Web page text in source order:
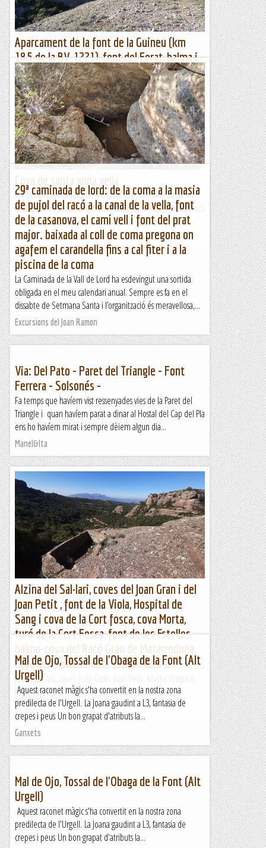
Aparcament de la font de la Guineu (km
18,5 de la BV-1221), font del Forat, balma i
Roques de la Coca, el Montcau, Coll d'Eres i
font de la Guineu
Aparcament de la font de la Guineu, font del Forat, roques
de la Coca, Montcau, Coll d'Eres i font de la...
Muntanya
Sí Baixem des del pla de les Taràntules pel camí de la
drecera de l'ermita de santa Anna,a peus de Gorros,una mica
abans d'arribar al torrent de Santa Maria, podem...
Montserrat endins
29ª caminada de lord: de la coma a la masia
de pujol del racó a la canal de la vella, font
de la casanova, el camí vell i font del prat
major. baixada al coll de coma pregona on
agafem el carandella fins a cal fiter i a la
piscina de la coma
La Caminada de la Vall de Lord ha esdevingut una sortida
obligada en el meu calendari anual. Sempre es fa en el
dissabte de Setmana Santa i l’organització és meravellosa,...
Excursions del Joan Ramon
Via: Del Pato - Paret del Triangle - Font
Ferrera - Solsonés -
Fa temps que havíem vist ressenyades vies de la Paret del
Triangle i quan havíem parat a dinar al Hostal del Cap del Pla
ens ho havíem mirat i sempre dèiem algun dia...
Manel&Ita
Alzina del Sal·lari, coves del Joan Gran i del
Joan Petit , font de la Viola, Hospital de
Sang i cova de la Cort fosca, cova Morta,
turó de la Cort Fosca, font de les Estelles,
cova del Santuari Luni-Solar i turó d
Alzina Sal·lari, coves: Joan Gran, Joan Petit, Morta, Hospital
Sang, Racó Gran i Santuari Luni-Solar; fonts: Viola i...
Muntanya
Mal de Ojo, Tossal de l'Obaga de la Font (Alt
Urgell)
Aquest raconet màgic s'ha convertit en la nostra zona
predilecta de l'Urgell. La Joana gaudint a L3, fantasia de
crepes i peus Un bon grapat d'atributs la...
Ganxets
Mal de Ojo, Tossal de l'Obaga de la Font (Alt
Urgell)
Aquest raconet màgic s'ha convertit en la nostra zona
predilecta de l'Urgell. La Joana gaudint a L3, fantasia de
crepes i peus Un bon grapat d'atributs la...